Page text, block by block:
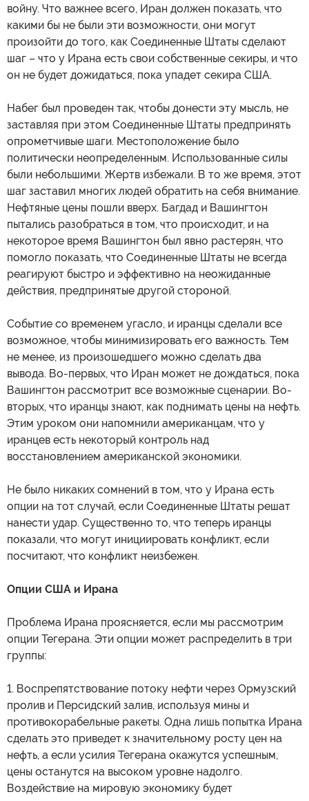
войну. Что важнее всего, Иран должен показать, что
какими бы не были эти возможности, они могут
произойти до того, как Соединенные Штаты сделают
шаг – что у Ирана есть свои собственные секиры, и что
он не будет дожидаться, пока упадет секира США.
Набег был проведен так, чтобы донести эту мысль, не
заставляя при этом Соединенные Штаты предпринять
опрометчивые шаги. Местоположение было
политически неопределенным. Использованные силы
были небольшими. Жертв избежали. В то же время, этот
шаг заставил многих людей обратить на себя внимание.
Нефтяные цены пошли вверх. Багдад и Вашингтон
пытались разобраться в том, что происходит, и на
некоторое время Вашингтон был явно растерян, что
помогло показать, что Соединенные Штаты не всегда
реагируют быстро и эффективно на неожиданные
действия, предпринятые другой стороной.
Событие со временем угасло, и иранцы сделали все
возможное, чтобы минимизировать его важность. Тем
не менее, из произошедшего можно сделать два
вывода. Во-первых, что Иран может не дождаться, пока
Вашингтон рассмотрит все возможные сценарии. Во-
вторых, что иранцы знают, как поднимать цены на нефть.
Этим уроком они напомнили американцам, что у
иранцев есть некоторый контроль над
восстановлением американской экономики.
Не было никаких сомнений в том, что у Ирана есть
опции на тот случай, если Соединенные Штаты решат
нанести удар. Существенно то, что теперь иранцы
показали, что могут инициировать конфликт, если
посчитают, что конфликт неизбежен.
Опции США и Ирана
Проблема Ирана проясняется, если мы рассмотрим
опции Тегерана. Эти опции может распределить в три
группы:
1. Воспрепятствование потоку нефти через Ормузский
пролив и Персидский залив, используя мины и
противокорабельные ракеты. Одна лишь попытка Ирана
сделать это приведет к значительному росту цен на
нефть, а если усилия Тегерана окажутся успешным,
цены останутся на высоком уровне надолго.
Воздействие на мировую экономику будет